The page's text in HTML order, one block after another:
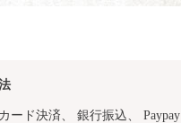
ード決済、 銀行振込、